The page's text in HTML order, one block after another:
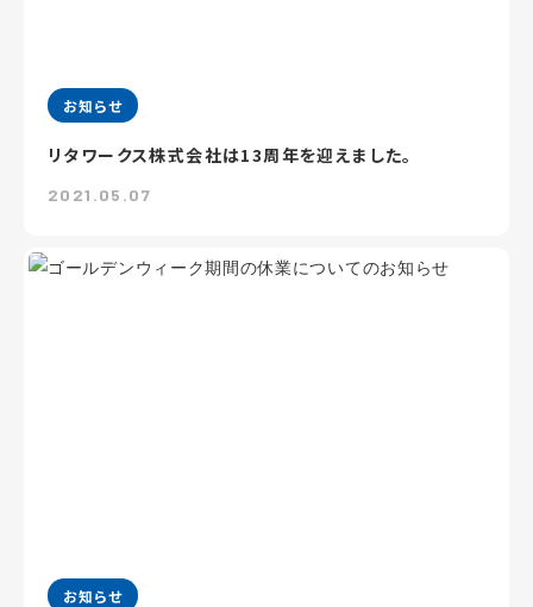
お知らせ
リタワークス株式会社は13周年を迎えました。
2021.05.07
お知らせ